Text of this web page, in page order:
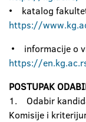
• katalog
https://
• informacije o
https://
POSTUPAK
1. Odabir
Komisije i